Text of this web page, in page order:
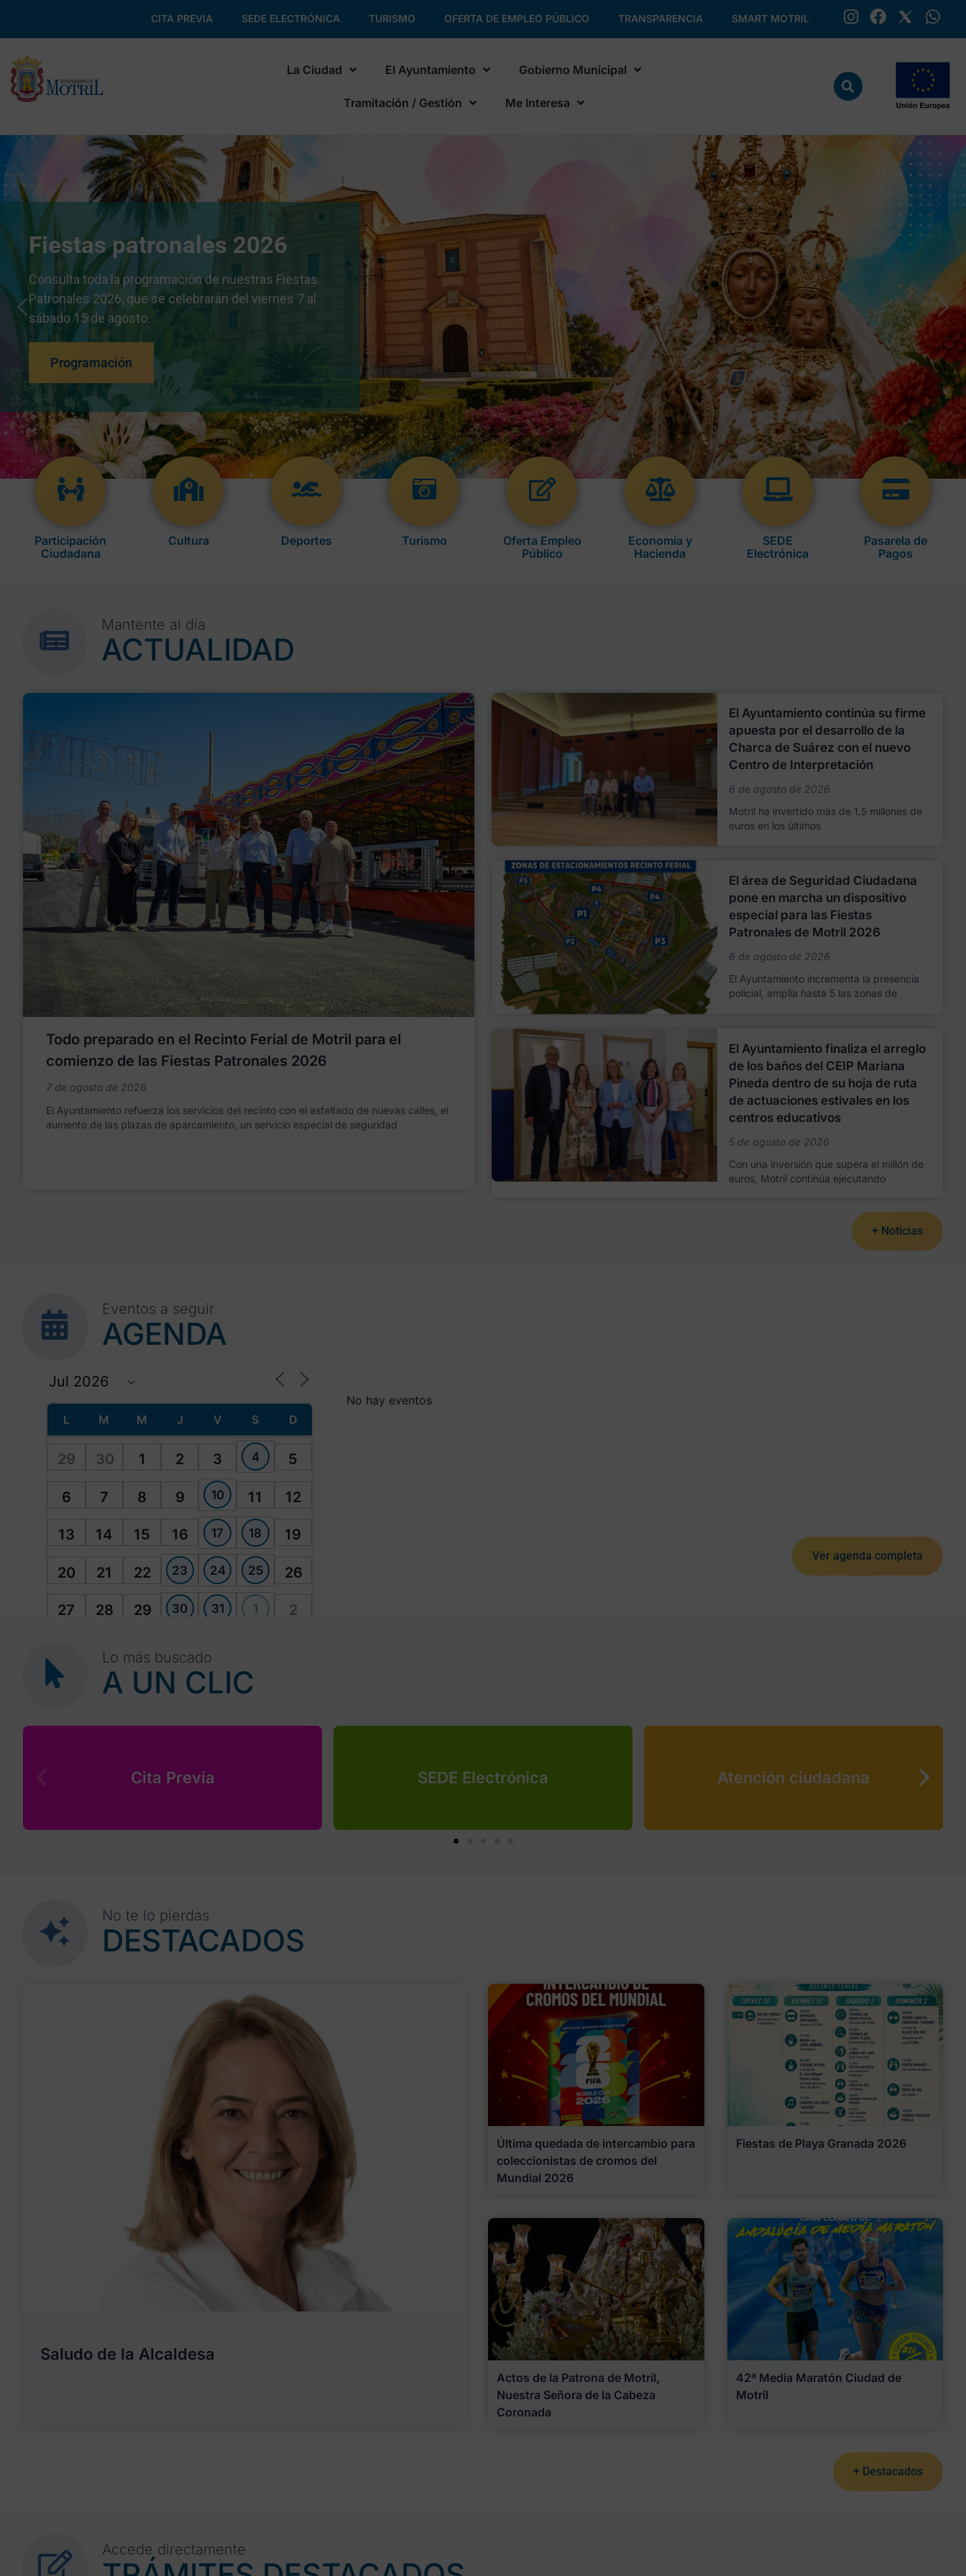
CITA PREVIA SEDE ELECTRÓNICA TURISMO OFERTA DE EMPLEO PÚBLICO TRANSPARENCIA SMART MOTRIL
La Ciudad El Ayuntamiento Gobierno Municipal
Tramitación / Gestión Me Interesa
Fiestas patronales 2026
Consulta toda la programación de nuestras Fiestas
Patronales 2026, que se celebrarán del viernes 7 al
sábado 15 de agosto.
Programación
Participación
Ciudadana
Cultura Deportes Turismo
Oferta Empleo
Público
Economía y
Hacienda
SEDE
Electrónica
Pasarela de
Pagos
Mantente al día
ACTUALIDAD
Todo preparado en el Recinto Ferial de Motril para el
comienzo de las Fiestas Patronales 2026
7 de agosto de 2026
El Ayuntamiento refuerza los servicios del recinto con el asfaltado de nuevas calles, el
aumento de las plazas de aparcamiento, un servicio especial de seguridad
El Ayuntamiento continúa su firme
apuesta por el desarrollo de la
Charca de Suárez con el nuevo
Centro de Interpretación
6 de agosto de 2026
Motril ha invertido más de 1,5 millones de
euros en los últimos
El área de Seguridad Ciudadana
pone en marcha un dispositivo
especial para las Fiestas
Patronales de Motril 2026
6 de agosto de 2026
El Ayuntamiento incrementa la presencia
policial, amplía hasta 5 las zonas de
El Ayuntamiento finaliza el arreglo
de los baños del CEIP Mariana
Pineda dentro de su hoja de ruta
de actuaciones estivales en los
centros educativos
5 de agosto de 2026
Con una inversión que supera el millón de
euros, Motril continúa ejecutando
+ Noticias
Eventos a seguir
AGENDA
L M M J V S D
29 30 1 2 3 4 5
6 7 8 9 10 11 12
13 14 15 16 17 18 19
20 21 22 23 24 25 26
27 28 29 30 31 1 2
No hay eventos
Ver agenda completa
Lo más buscado
A UN CLIC
Cita Previa SEDE Electrónica Atención ciudadana
No te lo pierdas
DESTACADOS
Saludo de la Alcaldesa
Última quedada de intercambio para
coleccionistas de cromos del
Mundial 2026
Fiestas de Playa Granada 2026
Actos de la Patrona de Motril,
Nuestra Señora de la Cabeza
Coronada
42ª Media Maratón Ciudad de
Motril
+ Destacados
Accede directamente